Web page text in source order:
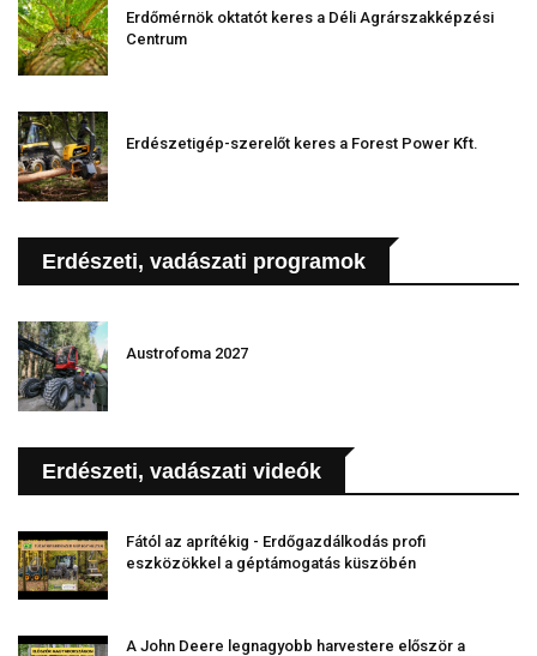
Erdőmérnök oktatót keres a Déli Agrárszakképzési
Centrum
Erdészetigép-szerelőt keres a Forest Power Kft.
Erdészeti, vadászati programok
Austrofoma 2027
Erdészeti, vadászati videók
Fától az aprítékig - Erdőgazdálkodás profi
eszközökkel a géptámogatás küszöbén
A John Deere legnagyobb harvestere először a